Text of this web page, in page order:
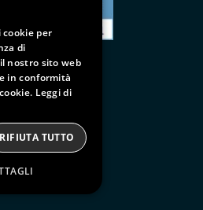
per
di
nostro sito web
in conformità
Leggi di
RIFIUTA TUTTO